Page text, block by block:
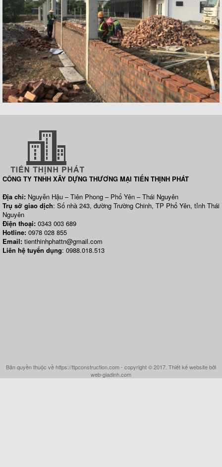
CÔNG TY TNHH XÂY DỰNG THƯƠNG MẠI TIẾN THỊNH PHÁT
Địa chỉ: Nguyễn Hậu – Tiên Phong – Phổ Yên – Thái Nguyên
Trụ sở giao dịch: Số nhà 243, đường Trường Chinh, TP Phổ Yên, tỉnh Thái
Nguyên
Điện thoại: 0343 003 689
Hotline: 0978 028 855
Email: tienthinhphattn@gmail.com
Liên hệ tuyển dụng: 0988.018.513
Bản quyền thuộc về https://ttpconstruction.com - copyright © 2017. Thiết kế website bởi
web-giadinh.com